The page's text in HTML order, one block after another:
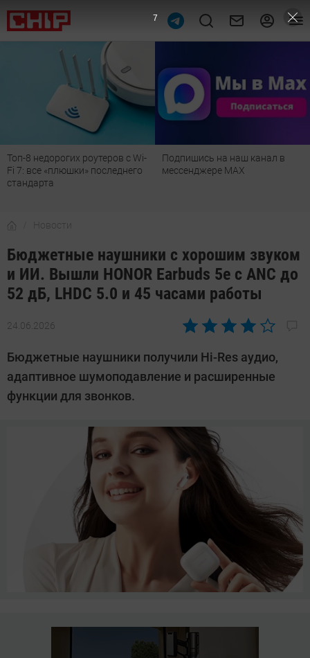
Подпишись на наш канал в
мессенджере МАХ
Рейтинг телевизоров 2026:
лучшие модели для гостиной,
Новости
Бюджетные наушники с хорошим звуком
и ИИ. Вышли HONOR Earbuds 5e с ANC до
52 дБ, LHDC 5.0 и 45 часами работы
24.06.2026
Автор:
Довлатова
Бюджетные наушники получили Hi-Res аудио,
адаптивное шумоподавление и расширенные
функции для звонков.
6